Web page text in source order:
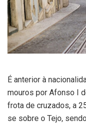
É anterior à
mouros por Afonso I
frota de cruzados, a
se sobre o Tejo,